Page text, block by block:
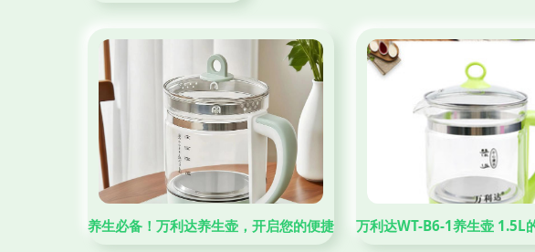
养生必备！万利达养生壶，开启您的便捷养生生活万利达WT-B6-1养生壶 1.5L